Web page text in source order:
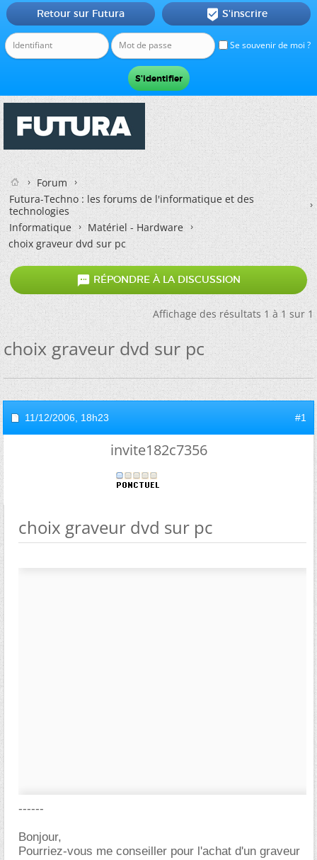
Se souvenir de moi ?
Retour sur Futura  S'inscrire
Forum
Futura-Techno : les forums de l'informatique et des
technologies
Informatique
Matériel - Hardware
choix graveur dvd sur pc
 RÉPONDRE À LA DISCUSSION
Affichage des résultats 1 à 1 sur 1
choix graveur dvd sur pc
11/12/2006, 18h23 #1
invite182c7356
choix graveur dvd sur pc
------
Bonjour,
Pourriez-vous me conseiller pour l'achat d'un graveur